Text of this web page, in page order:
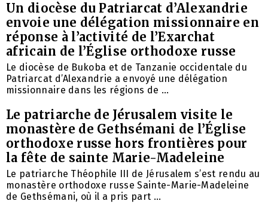
Un diocèse du Patriarcat d’Alexandrie
envoie une délégation missionnaire en
réponse à l’activité de l’Exarchat
africain de l’Église orthodoxe russe
Le diocèse de Bukoba et de Tanzanie occidentale du
Patriarcat d’Alexandrie a envoyé une délégation
missionnaire dans les régions de ...
Le patriarche de Jérusalem visite le
monastère de Gethsémani de l’Église
orthodoxe russe hors frontières pour
la fête de sainte Marie-Madeleine
Le patriarche Théophile III de Jérusalem s’est rendu au
monastère orthodoxe russe Sainte-Marie-Madeleine
de Gethsémani, où il a pris part ...